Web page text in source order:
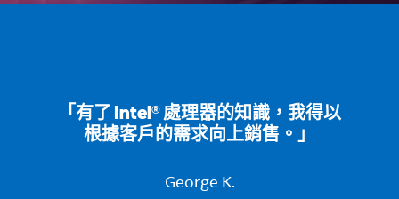
「有了 Intel® 處理器的知識，我得以
根據客戶的需求向上銷售。」
George K.